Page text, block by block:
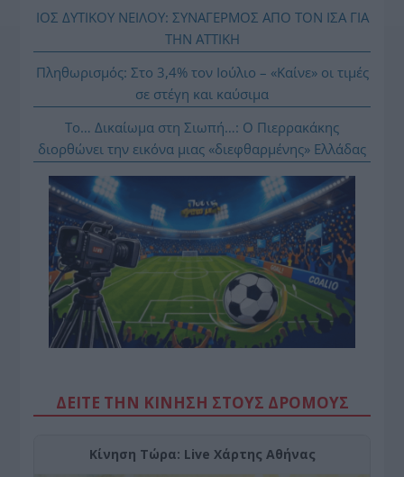
ΙΟΣ ΔΥΤΙΚΟΥ ΝΕΙΛΟΥ: ΣΥΝΑΓΕΡΜΟΣ ΑΠΟ ΤΟΝ ΙΣΑ ΓΙΑ
ΤΗΝ ΑΤΤΙΚΗ
Πληθωρισμός: Στο 3,4% τον Ιούλιο – «Καίνε» οι τιμές
σε στέγη και καύσιμα
Το… Δικαίωμα στη Σιωπή…: Ο Πιερρακάκης
διορθώνει την εικόνα μιας «διεφθαρμένης» Ελλάδας
ΔΕΙΤΕ ΤΗΝ ΚΙΝΗΣΗ ΣΤΟΥΣ ΔΡΌΜΟΥΣ
Κίνηση Τώρα: Live Χάρτης Αθήνας